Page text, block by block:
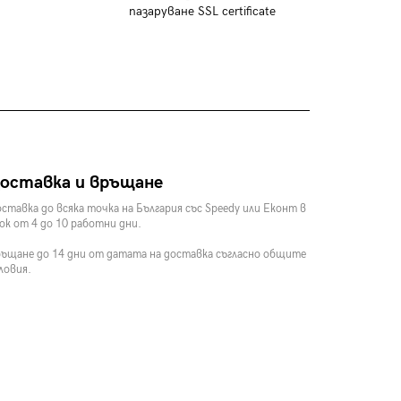
пазаруване SSL certificate
и връщане
до всяка точка на България със Speedy или Еконт в
от 4 до 10 работни дни.
до 14 дни от датата на доставка съгласно общите